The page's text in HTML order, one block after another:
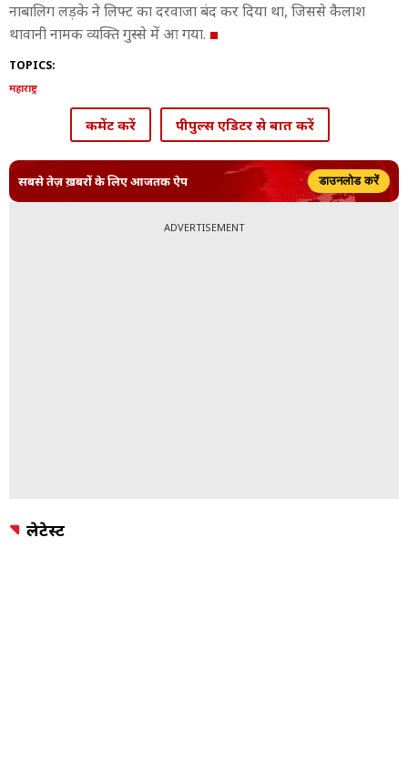
नाबालिग लड़के ने लिफ्ट का दरवाजा बंद कर दिया था, जिससे कैलाश
थावानी नामक व्यक्ति गुस्से में आ गया.
TOPICS:
महाराष्ट्र
कमेंट करें पीपुल्स एडिटर से बात करें
सबसे तेज़ ख़बरों के लिए आजतक ऐप डाउनलोड करें
ADVERTISEMENT
लेटेस्ट